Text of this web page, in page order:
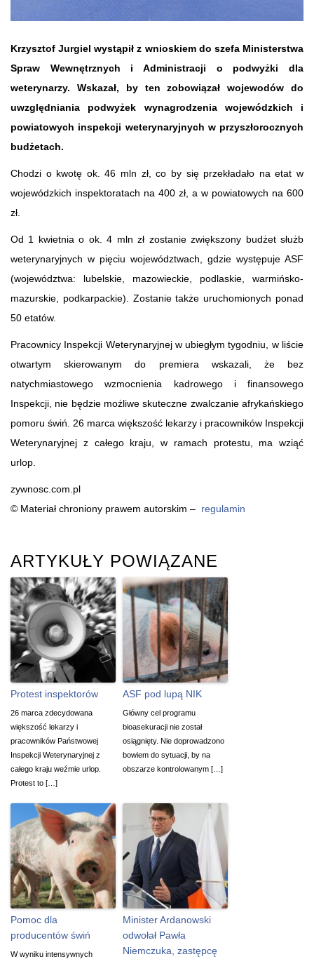
Krzysztof Jurgiel wystąpił z wnioskiem do szefa Ministerstwa
Spraw Wewnętrznych i Administracji o podwyżki dla
weterynarzy. Wskazał, by
ten zobowiązał wojewodów do
uwzględniania podwyżek wynagrodzenia wojewódzkich i
powiatowych inspekcji weterynaryjnych w przyszłorocznych
budżetach.
Chodzi o kwotę ok. 46 mln zł, co by się przekładało na etat w
wojewódzkich inspektoratach na 400 zł, a w powiatowych na 600
zł.
Od 1 kwietnia o ok. 4 mln zł zostanie zwiększony budżet służb
weterynaryjnych w pięciu województwach, gdzie występuje ASF
(województwa: lubelskie, mazowieckie, podlaskie, warmińsko-
mazurskie, podkarpackie). Zostanie także uruchomionych ponad
50 etatów.
Pracownicy Inspekcji Weterynaryjnej w ubiegłym tygodniu, w liście
otwartym skierowanym do premiera wskazali, że bez
natychmiastowego wzmocnienia kadrowego i finansowego
Inspekcji, nie będzie możliwe skuteczne zwalczanie afrykańskiego
pomoru świń. 26 marca większość lekarzy i pracowników Inspekcji
Weterynaryjnej z całego kraju, w ramach protestu, ma wziąć
urlop.
zywnosc.com.pl
© Materiał chroniony prawem autorskim – regulamin
ARTYKUŁY POWIĄZANE
Protest inspektorów
26 marca zdecydowana
większość lekarzy i
pracowników Państwowej
Inspekcji Weterynaryjnej z
całego kraju weźmie urlop.
Protest to […]
ASF pod lupą NIK
Główny cel programu
bioasekuracji nie został
osiągnięty. Nie doprowadzono
bowiem do sytuacji, by na
obszarze kontrolowanym […]
Pomoc dla
producentów świń
W wyniku intensywnych
Minister Ardanowski
odwołał Pawła
Niemczuka, zastępcę